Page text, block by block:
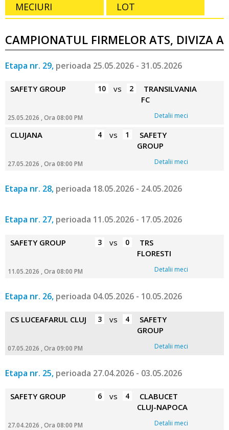
MECIURI LOT
CAMPIONATUL FIRMELOR ATS, DIVIZA A
Etapa nr. 29, perioada 25.05.2026 - 31.05.2026
SAFETY GROUP 10 vs 2
TRANSILVANIA
FC
25.05.2026 , Ora 08:00 PM Detalii meci
CLUJANA 4 vs 1
SAFETY
GROUP
27.05.2026 , Ora 08:00 PM Detalii meci
Etapa nr. 28, perioada 18.05.2026 - 24.05.2026
Etapa nr. 27, perioada 11.05.2026 - 17.05.2026
SAFETY GROUP 3 vs 0
TRS
FLORESTI
11.05.2026 , Ora 08:00 PM Detalii meci
Etapa nr. 26, perioada 04.05.2026 - 10.05.2026
CS LUCEAFARUL CLUJ 3 vs 4
SAFETY
GROUP
07.05.2026 , Ora 09:00 PM Detalii meci
Etapa nr. 25, perioada 27.04.2026 - 03.05.2026
SAFETY GROUP 6 vs 4
CLABUCET
CLUJ-NAPOCA
27.04.2026 , Ora 08:00 PM Detalii meci